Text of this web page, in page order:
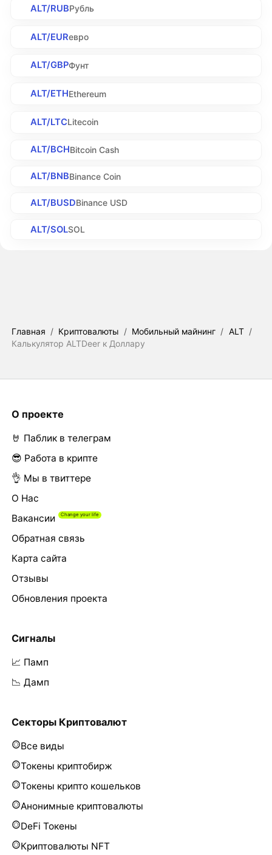
ALT/RUBРубль
ALT/EURевро
ALT/GBPФунт
ALT/ETHEthereum
ALT/LTCLitecoin
ALT/BCHBitcoin Cash
ALT/BNBBinance Coin
ALT/BUSDBinance USD
ALT/SOLSOL
Главная / Криптовалюты / Мобильный майнинг / ALT /
Калькулятор ALTDeer к Доллару
О проекте
🤘 Паблик в телеграм
😎 Работа в крипте
👌 Мы в твиттере
О Нас
Вакансии
Обратная связь
Карта сайта
Отзывы
Обновления проекта
Сигналы
📈 Памп
📉 Дамп
Секторы Криптовалют
Все виды
Токены криптобирж
Токены крипто кошельков
Анонимные криптовалюты
DeFi Токены
Криптовалюты NFT